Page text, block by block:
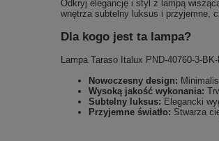
Odkryj elegancję i styl z lampą
wnętrza subtelny luksus i przyjemne,
Dla kogo jest ta lampa?
Lampa Taraso Italux PND-40760-3-
Nowoczesny design:
Wysoką jakość wykonania:
Subtelny luksus: Elegancki
Przyjemne światło: Stwarza